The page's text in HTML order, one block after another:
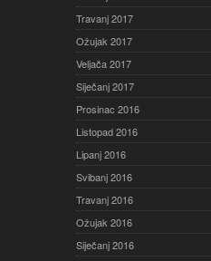
Travanj 2017
Ožujak 2017
Veljača 2017
Siječanj 2017
Prosinac 2016
Listopad 2016
Lipanj 2016
Svibanj 2016
Travanj 2016
Ožujak 2016
Siječanj 2016